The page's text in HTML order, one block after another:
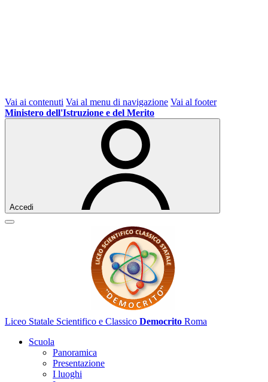
Vai ai contenuti Vai al menu di navigazione Vai al footer
Ministero dell'Istruzione e del Merito
Accedi
Liceo Statale Scientifico e Classico Democrito Roma
Scuola
Panoramica
Presentazione
I luoghi